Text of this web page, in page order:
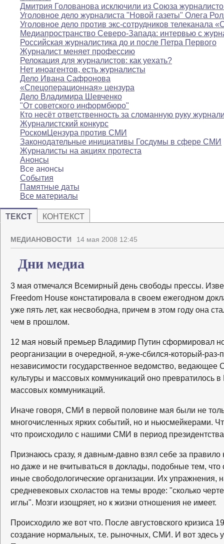
Дмитрия Голованова исключили из Союза
Уголовное дело журналиста "Новой газеты" Олега
Уголовное дело против экс-сотрудников телеканала
Медиапространство Северо-Запада: интервью с
Российская журналистика до и после Петра Первого
Журналист меняет профессию
Релокация для журналистов: как уехать?
Нет иноагентов, есть журналисты
Дело Ивана Сафронова
«Спецоперационная» цензура
Дело Владимира Шевченко
"От советского информбюро"
Кто несёт ответственность за сломанную руку
Журналистский конкурс
РоскомЦензура против СМИ
Законодательные инициативы Госдумы в сфере СМИ
Журналисты на акциях протеста
Анонсы
Все анонсы
События
Памятные даты
Все материалы
ТЕКСТ КОНТЕКСТ
МЕДИАНОВОСТИ 14 мая 2008 12:45
Дни медиа
3 мая отмечался Всемирный день свободы прессы.
Freedom House констатировала в своем ежегодном
уже пять лет, как несвободна, причем в этом году она
чем в прошлом.
12 мая новый премьер Владимир Путин сформировал
реорганизации в очередной, я-уже-сбился-который-раз-
независимости государственное ведомство,
культуры и массовых коммуникаций оно превратилось в
массовых коммуникаций.
Иначе говоря, СМИ в первой половине мая были не
многочисленных ярких событий, но и ньюсмейкерами.
что происходило с нашими СМИ в период
Признаюсь сразу, я давным-давно взял себе за правило
но даже и не вчитываться в доклады, подобные тем, что
иные свободологические организации. Их упражнения,
средневековых схоластов на темы вроде: "сколько
иглы". Мозги изощряет, но к жизни отношения не имеет.
Происходило же вот что. После августовского кризиса
создание нормальных, т.е. рыночных, СМИ. И вот здесь